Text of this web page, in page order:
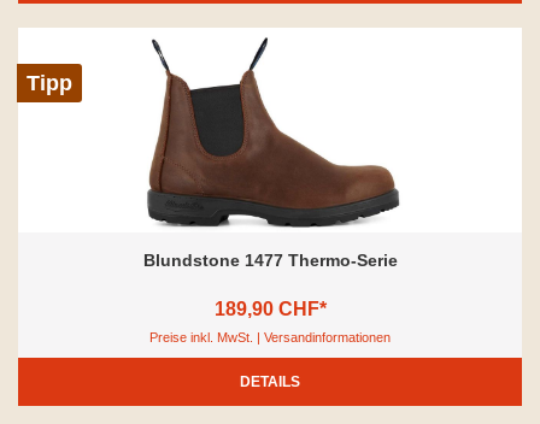
Tipp
Blundstone 1477 Thermo-Serie
189,90 CHF*
Preise inkl. MwSt. | Versandinformationen
DETAILS